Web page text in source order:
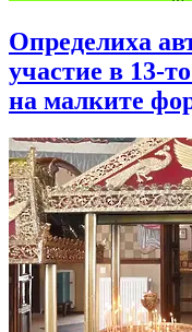
Определиха
участие в 13-
на малките